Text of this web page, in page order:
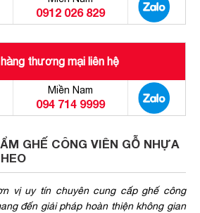
0912 026 829
thương mại liên hệ
Miền Nam
094 714 9999
GHẾ CÔNG VIÊN GỖ NHỰA
vị uy tín chuyên cung cấp ghế công
đến giải pháp hoàn thiện không gian